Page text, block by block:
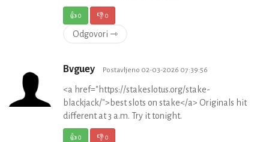
👍0 👎0
Odgovori ⇾
Bvguey Postavljeno 02-03-2026 07:39:56
<a href="https://stakeslotus.org/stake-
blackjack/">best slots on stake</a> Originals hit
different at 3 a.m. Try it tonight.
👍0 👎0